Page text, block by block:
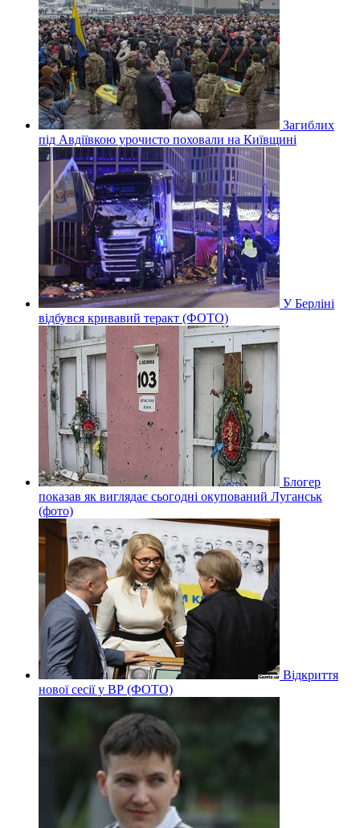
Загиблих
під Авдіївкою урочисто поховали на Київщині
У Берліні
відбувся кривавий теракт (ФОТО)
Блогер
показав як виглядає сьогодні окупований Луганськ
(фото)
Відкриття
нової сесії у ВР (ФОТО)